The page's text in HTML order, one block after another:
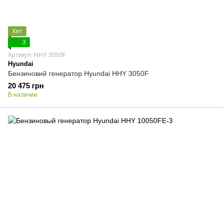
Хит
3
Артикул: HHY 3050F
Hyundai
Бензиновий генератор Hyundai HHY 3050F
20 475 грн
В наличии